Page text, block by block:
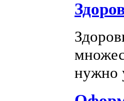
нужно